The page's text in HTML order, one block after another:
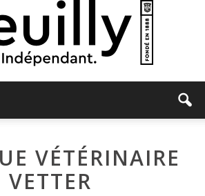
Journal
VÉTÉRINAIRE
VETTER